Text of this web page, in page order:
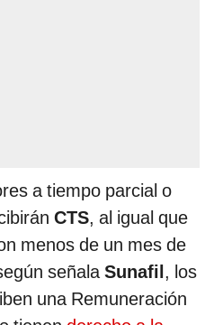
a tiempo parcial o
CTS, al igual que
menos de un mes de
señalaSunafil, los
una Remuneración